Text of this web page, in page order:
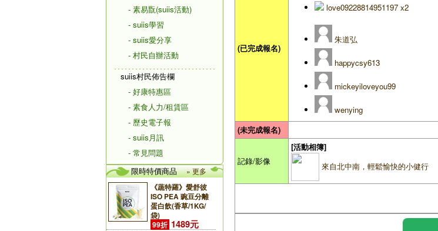
- 素易翫(suiis活動)
- suiis學習
- suiis愛分享
- 村民自辦活動
suiis村民佈告欄
- 好康特惠區
- 素食人力/租賃區
- 歷史電子報
- suiis月訊
- 常見問題
限時特價商品
» 更多
《蔬特羅》愛舒彼
ISO PEA 豌豆分離
蛋白飲(香草/1KG/
袋)
99折 1489元
(已完成報名)
love09228814951197 x2
朱道弘
happycsy613
mickeyiloveyou99
wenying
(未完成報名)
記錄/影像
[活動相簿]
來自北中南，輕鬆愉快的小健行